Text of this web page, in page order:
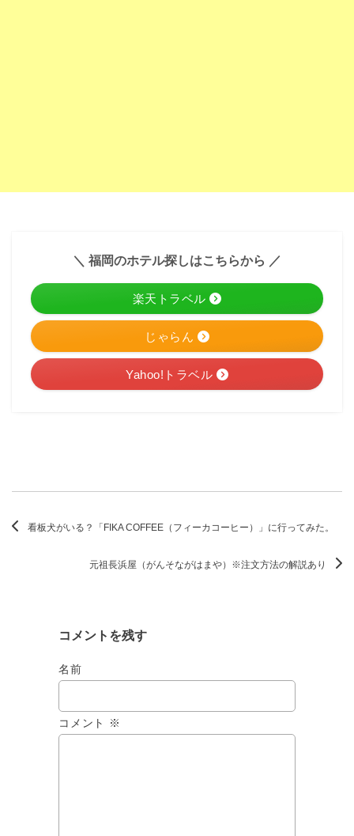
＼ 福岡のホテル探しはこちらから ／
楽天トラベル
じゃらん
Yahoo!トラベル
看板犬がいる？「FIKA COFFEE（フィーカコーヒー）」に行ってみた。
元祖長浜屋（がんそながはまや）※注文方法の解説あり
コメントを残す
コメント ※
名前